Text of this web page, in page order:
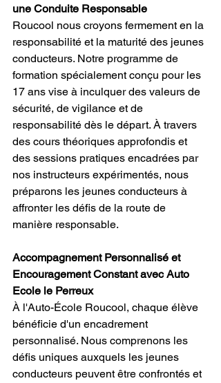
une Conduite Responsable
Roucool nous croyons fermement en la
responsabilité et la maturité des jeunes
conducteurs. Notre programme de
formation spécialement conçu pour les
17 ans vise à inculquer des valeurs de
sécurité, de vigilance et de
responsabilité dès le départ. À travers
des cours théoriques approfondis et
des sessions pratiques encadrées par
nos instructeurs expérimentés, nous
préparons les jeunes conducteurs à
affronter les défis de la route de
manière responsable.
Accompagnement Personnalisé et
Encouragement Constant avec Auto
Ecole le Perreux
À l'Auto-École Roucool, chaque élève
bénéficie d'un encadrement
personnalisé. Nous comprenons les
défis uniques auxquels les jeunes
conducteurs peuvent être confrontés et